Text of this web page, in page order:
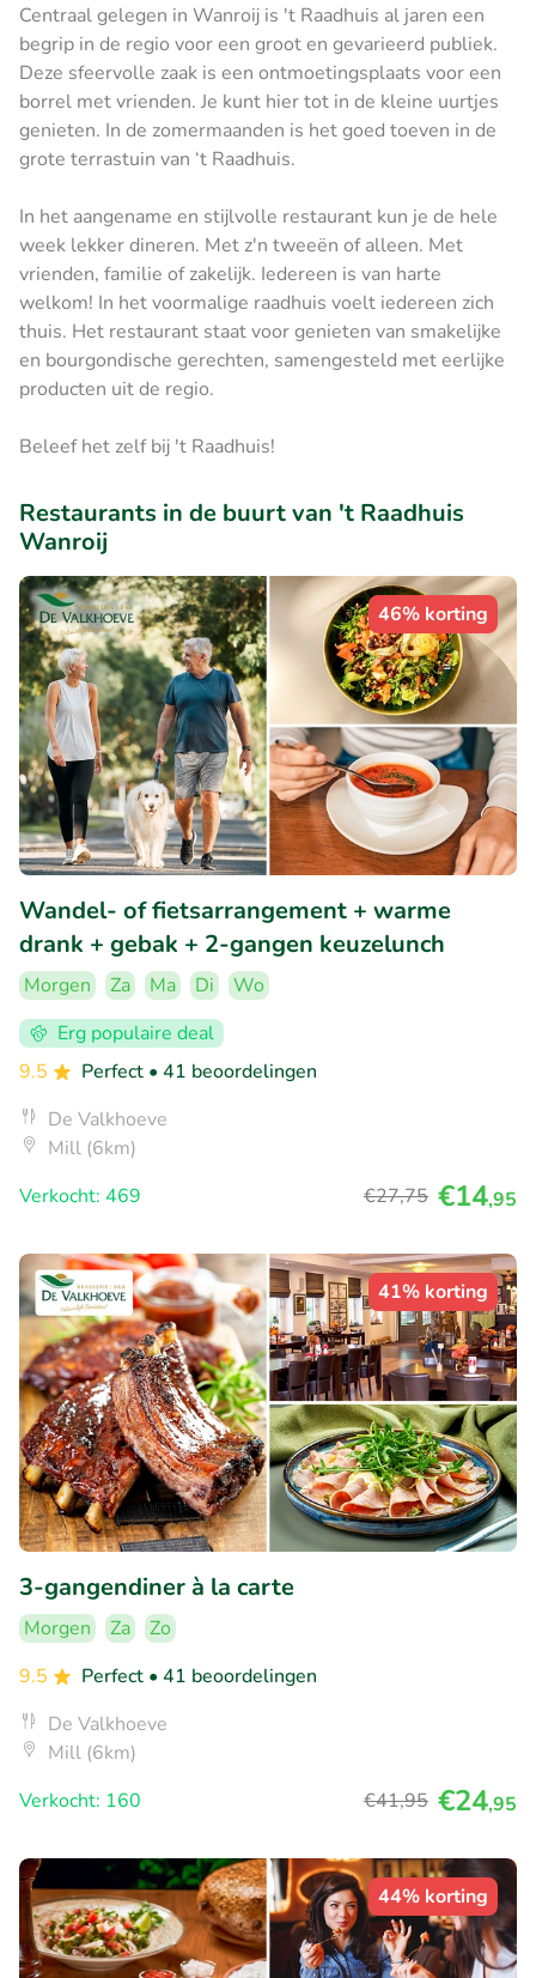
Centraal gelegen in Wanroij is 't Raadhuis al jaren een
begrip in de regio voor een groot en gevarieerd publiek.
Deze sfeervolle zaak is een ontmoetingsplaats voor een
borrel met vrienden. Je kunt hier tot in de kleine uurtjes
genieten. In de zomermaanden is het goed toeven in de
grote terrastuin van ‘t Raadhuis.
In het aangename en stijlvolle restaurant kun je de hele
week lekker dineren. Met z'n tweeën of alleen. Met
vrienden, familie of zakelijk. Iedereen is van harte
welkom! In het voormalige raadhuis voelt iedereen zich
thuis. Het restaurant staat voor genieten van smakelijke
en bourgondische gerechten, samengesteld met eerlijke
producten uit de regio.
Beleef het zelf bij 't Raadhuis!
Restaurants in de buurt van 't Raadhuis
Wanroij
46% korting
Wandel- of fietsarrangement + warme
drank + gebak + 2-gangen keuzelunch
Morgen Za Ma Di
Wo
Erg populaire deal
9.5
Perfect • 41 beoordelingen
De Valkhoeve
Mill (6km)
Verkocht: 469
€27,75 €14,95
41% korting
3-gangendiner à la carte
Morgen Za
Zo
9.5
Perfect • 41 beoordelingen
De Valkhoeve
Mill (6km)
Verkocht: 160
€41,95 €24,95
44% korting